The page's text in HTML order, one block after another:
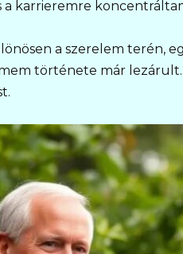
a karrieremre
a szerelem terén,
története már